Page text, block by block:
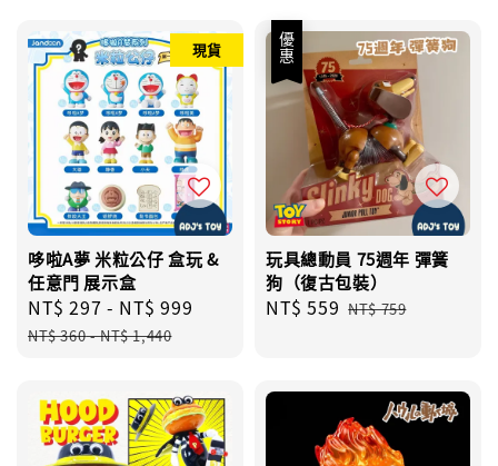
現貨
哆啦A夢 米粒公仔 盒玩 &
任意門 展示盒
Sale
price
NT$ 297 - NT$ 999
Regular
NT$ 360-NT$ 1,440
優惠
玩具總動員 75週年 彈簧
狗（復古包裝）
Sale
NT$ 559 Regular
NT$ 759